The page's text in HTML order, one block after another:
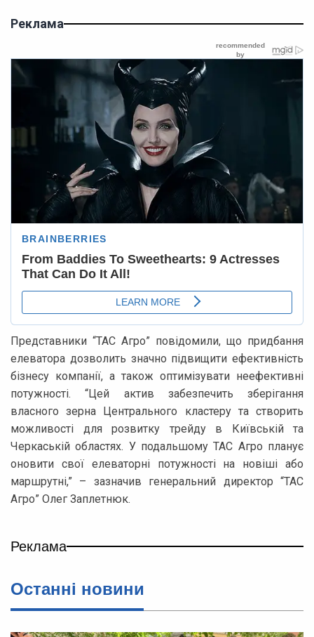
Реклама
Представники “ТАС Агро” повідомили, що придбання
елеватора дозволить значно підвищити ефективність
бізнесу компанії, а також оптимізувати неефективні
потужності. “Цей актив забезпечить зберігання
власного зерна Центрального кластеру та створить
можливості для розвитку трейду в Київській та
Черкаській областях. У подальшому ТАС Агро планує
оновити свої елеваторні потужності на новіші або
маршрутні,” – зазначив генеральний директор “ТАС
Агро” Олег Заплетнюк.
Реклама
Останні новини